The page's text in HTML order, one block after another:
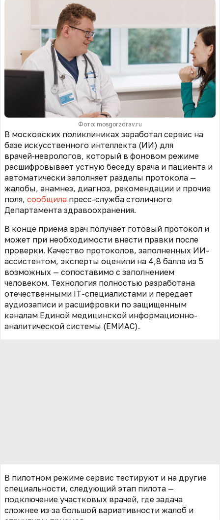
Фото: mosgorzdrav.ru
В московских поликлиниках заработал сервис на
базе искусственного интеллекта (ИИ) для
врачей‑неврологов, который в фоновом режиме
расшифровывает устную беседу врача и пациента и
автоматически заполняет разделы протокола —
жалобы, анамнез, диагноз, рекомендации и прочие
поля, сообщила пресс-служба столичного
Департамента здравоохранения.
В конце приема врач получает готовый протокол и
может при необходимости внести правки после
проверки. Качество протоколов, заполненных ИИ-
ассистентом, эксперты оценили на 4,8 балла из 5
возможных — сопоставимо с заполнением
человеком. Технология полностью разработана
отечественными IT-специалистами и передает
аудиозаписи и расшифровки по защищенным
каналам Единой медицинской информационно-
аналитической системы (ЕМИАС).
В пилотном режиме сервис тестируют и на другие
специальности, следующий этап пилота —
подключение участковых врачей, где задача
сложнее из‑за большой вариативности жалоб и